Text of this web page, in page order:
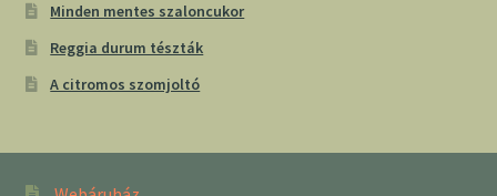
Minden mentes szaloncukor
Reggia durum tészták
A citromos szomjoltó